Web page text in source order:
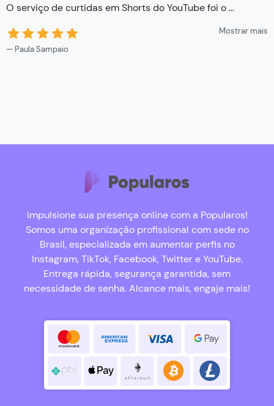
O serviço de curtidas em Shorts do YouTube foi o...
Mostrar mais
Paula Sampaio
Impulsione sua presença online com a Popularos!
Somos uma organização profissional com sede no
Brasil, especializada em aumentar perfis no
Instagram, TikTok, Facebook, Twitter e YouTube.
Entrega rápida, segurança garantida, sem
necessidade de senha. Alcance mais, engaje mais!